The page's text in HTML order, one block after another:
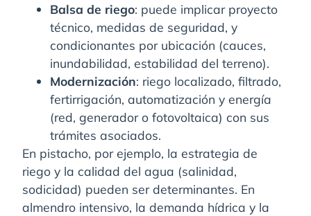
Balsa de riego: puede implicar proyecto
técnico, medidas de seguridad, y
condicionantes por ubicación (cauces,
inundabilidad, estabilidad del terreno).
Modernización: riego localizado, filtrado,
fertirrigación, automatización y energía
(red, generador o fotovoltaica) con sus
trámites asociados.
En pistacho, por ejemplo, la estrategia de
riego y la calidad del agua (salinidad,
sodicidad) pueden ser determinantes. En
almendro intensivo, la demanda hídrica y la